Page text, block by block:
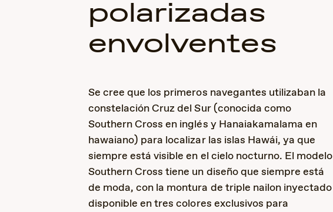
polarizadas
envolventes
Se cree que los primeros navegantes utilizaban la
constelación Cruz del Sur (conocida como
Southern Cross en inglés y Hanaiakamalama en
hawaiano) para localizar las islas Hawái, ya que
siempre está visible en el cielo nocturno. El modelo
Southern Cross tiene un diseño que siempre está
de moda, con la montura de triple nailon inyectado
disponible en tres colores exclusivos para